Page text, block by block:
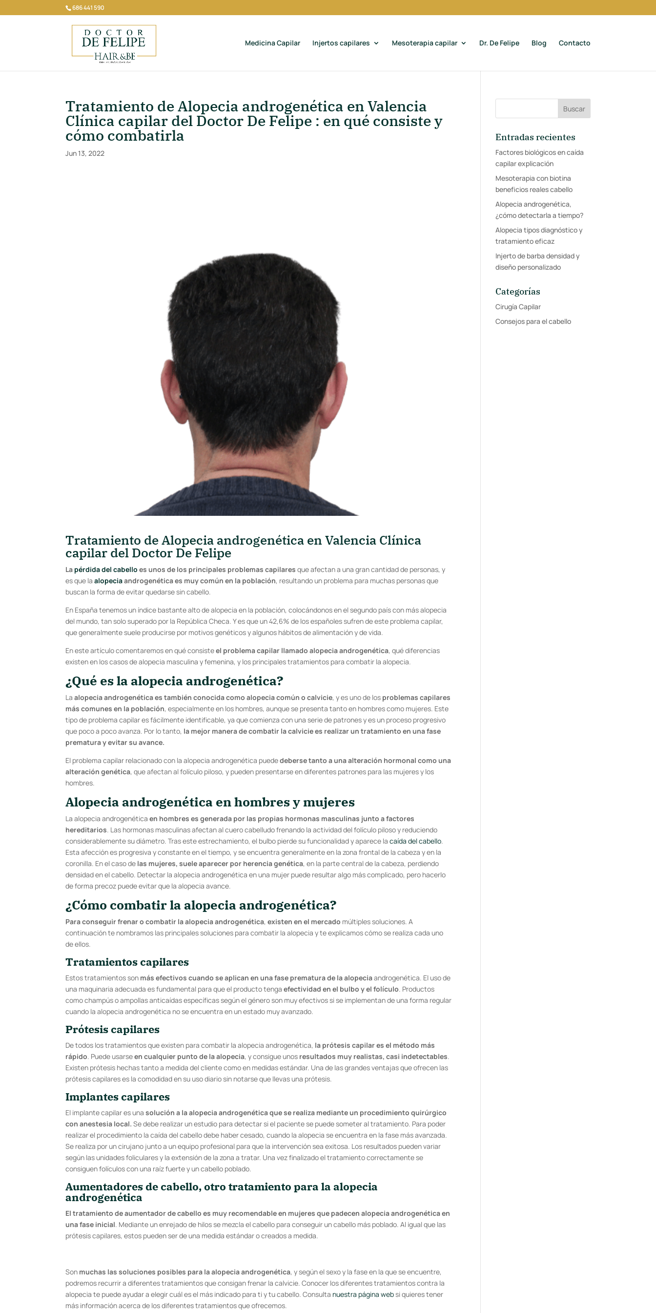
686 441 590
Medicina Capilar Injertos capilares Mesoterapia capilar Dr. De Felipe Blog Contacto
Tratamiento de Alopecia androgenética en Valencia
Clínica capilar del Doctor De Felipe : en qué consiste y
cómo combatirla
Jun 13, 2022
Tratamiento de Alopecia androgenética en Valencia Clínica
capilar del Doctor De Felipe
La pérdida del cabello es unos de los principales problemas capilares que afectan a una gran cantidad de personas, y
es que laalopeciaandrogenética es muy común en la población, resultando un problema para muchas personas que
buscan la forma de evitar quedarse sin cabello.
En España tenemos un índice bastante alto de alopecia en la población, colocándonos en el segundo país con más alopecia
del mundo, tan solo superado por la República Checa. Y es que un 42,6% de los españoles sufren de este problema capilar,
que generalmente suele producirse por motivos genéticos y algunos hábitos de alimentación y de vida.
En este artículo comentaremos en qué consisteel problema capilar llamado alopecia androgenética, qué diferencias
existen en los casos de alopecia masculina y femenina, y los principales tratamientos para combatir la alopecia.
¿Qué es la alopecia androgenética?
Laalopecia androgenética es también conocida como alopecia común o calvicie, y es uno de los problemas capilares
más comunes en la población, especialmente en los hombres, aunque se presenta tanto en hombres como mujeres. Este
tipo de problema capilar es fácilmente identificable, ya que comienza con una serie de patrones y es un proceso progresivo
que poco a poco avanza. Por lo tanto, la mejor manera de combatir la calvicie es realizar un tratamiento en una fase
prematura y evitar su avance.
El problema capilar relacionado con la alopecia androgenética puededeberse tanto a una alteración hormonal como una
alteración genética, que afectan al folículo piloso, y pueden presentarse en diferentes patrones para las mujeres y los
hombres.
Alopecia androgenética en hombres y mujeres
La alopecia androgenéticaen hombres es generada por las propias hormonas masculinas junto a factores
hereditarios. Las hormonas masculinas afectan al cuero cabelludo frenando la actividad del folículo piloso y reduciendo
considerablemente su diámetro. Tras este estrechamiento, el bulbo pierde su funcionalidad y aparece la caída del cabello.
Esta afección es progresiva y constante en el tiempo, y se encuentra generalmente en la zona frontal de la cabeza y en la
coronilla. En el caso de las mujeres, suele aparecer por herencia genética, en la parte central de la cabeza, perdiendo
densidad en el cabello. Detectar la alopecia androgenética en una mujer puede resultar algo más complicado, pero hacerlo
de forma precoz puede evitar que la alopecia avance.
¿Cómo combatir la alopecia androgenética?
Para conseguir frenar o combatir la alopecia androgenética,existen en el mercado múltiples soluciones. A
continuación te nombramos las principales soluciones para combatir la alopecia y te explicamos cómo se realiza cada uno
de ellos.
Tratamientos capilares
Estos tratamientos son más efectivos cuando se aplican en una fase prematura de la alopeciaandrogenética. El uso de
una maquinaria adecuada es fundamental para que el producto tengaefectividad en el bulbo y el folículo. Productos
como champús o ampollas anticaídas específicas según el género son muy efectivos si se implementan de una forma regular
cuando la alopecia androgenética no se encuentra en un estado muy avanzado.
Prótesis capilares
De todos los tratamientos que existen para combatir la alopecia androgenética, la prótesis capilar es el método más
rápido. Puede usarseen cualquier punto de la alopecia, y consigue unos resultados muy realistas, casi indetectables.
Existen prótesis hechas tanto a medida del cliente como en medidas estándar. Una de las grandes ventajas que ofrecen las
prótesis capilares es la comodidad en su uso diario sin notarse que llevas una prótesis.
Implantes capilares
El implante capilar es unasolución a la alopecia androgenética que se realiza mediante un procedimiento quirúrgico
con anestesia local. Se debe realizar un estudio para detectar si el paciente se puede someter al tratamiento. Para poder
realizar el procedimiento la caída del cabello debe haber cesado, cuando la alopecia se encuentra en la fase más avanzada.
Se realiza por un cirujano junto a un equipo profesional para que la intervención sea exitosa. Los resultados pueden variar
según las unidades foliculares y la extensión de la zona a tratar. Una vez finalizado el tratamiento correctamente se
consiguen folículos con una raíz fuerte y un cabello poblado.
Aumentadores de cabello, otro tratamiento para la alopecia
androgenética
El tratamiento de aumentador de cabello es muy recomendable en mujeres que padecen alopecia androgenética en
una fase inicial. Mediante un enrejado de hilos se mezcla el cabello para conseguir un cabello más poblado. Al igual que las
prótesis capilares, estos pueden ser de una medida estándar o creados a medida.
Son muchas las soluciones posibles para la alopecia androgenética, y según el sexo y la fase en la que se encuentre,
podremos recurrir a diferentes tratamientos que consigan frenar la calvicie. Conocer los diferentes tratamientos contra la
alopecia te puede ayudar a elegir cuál es el más indicado para ti y tu cabello. Consulta nuestra página websi quieres tener
más información acerca de los diferentes tratamientos que ofrecemos.
Entradas recientes
Factores biológicos en caída
capilar explicación
Mesoterapia con biotina
beneficios reales cabello
Alopecia androgenética,
¿cómo detectarla a tiempo?
Alopecia tipos diagnóstico y
tratamiento eficaz
Injerto de barba densidad y
diseño personalizado
Categorías
Cirugía Capilar
Consejos para el cabello